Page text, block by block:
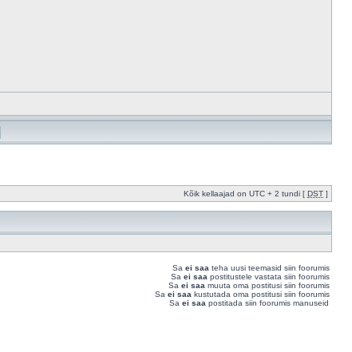
Kõik kellaajad on UTC + 2 tundi [ DST ]
Sa ei saa teha uusi teemasid siin foorumis
Sa ei saa postitustele vastata siin foorumis
Sa ei saa muuta oma postitusi siin foorumis
Sa ei saa kustutada oma postitusi siin foorumis
Sa ei saa postitada siin foorumis manuseid